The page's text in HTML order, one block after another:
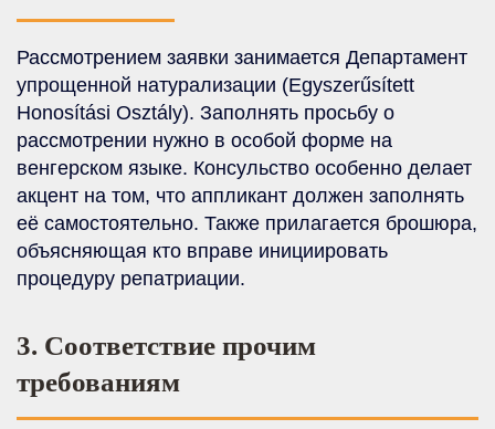
Рассмотрением заявки занимается Департамент
упрощенной натурализации (Egyszerűsített
Honosítási Osztály). Заполнять просьбу о
рассмотрении нужно в особой форме на
венгерском языке. Консульство особенно делает
акцент на том, что аппликант должен заполнять
её самостоятельно. Также прилагается брошюра,
объясняющая кто вправе инициировать
процедуру репатриации.
3. Соответствие прочим
требованиям